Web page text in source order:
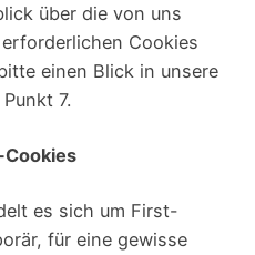
über die von uns
Cookies
einen Blick in unsere
7.
es sich um First-
für eine gewisse